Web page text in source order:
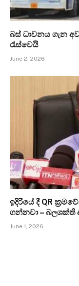
බස් ධාවනය ගැන
රැස්වෙයි
June 2, 2026
ඉදිරියේ දී QR
ගන්නවා – බලශක්ති
June 1, 2026